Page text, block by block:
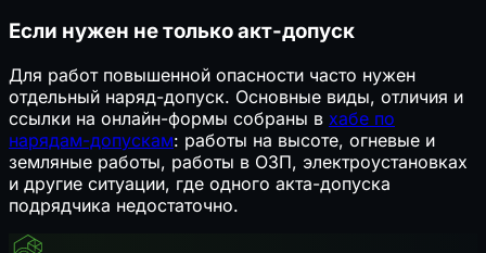
Если нужен не только акт-допуск
Для работ повышенной опасности часто нужен
отдельный наряд-допуск. Основные виды, отличия и
ссылки на онлайн-формы собраны в хабе по
нарядам-допускам: работы на высоте, огневые и
земляные работы, работы в ОЗП, электроустановках
и другие ситуации, где одного акта-допуска
подрядчика недостаточно.